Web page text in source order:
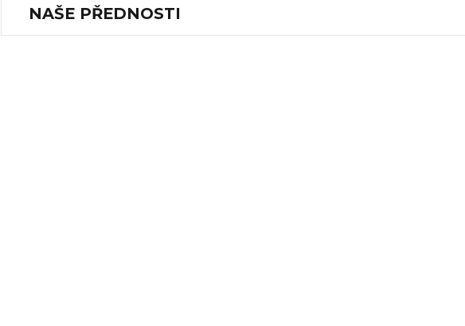
NAŠE PŘEDNOSTI